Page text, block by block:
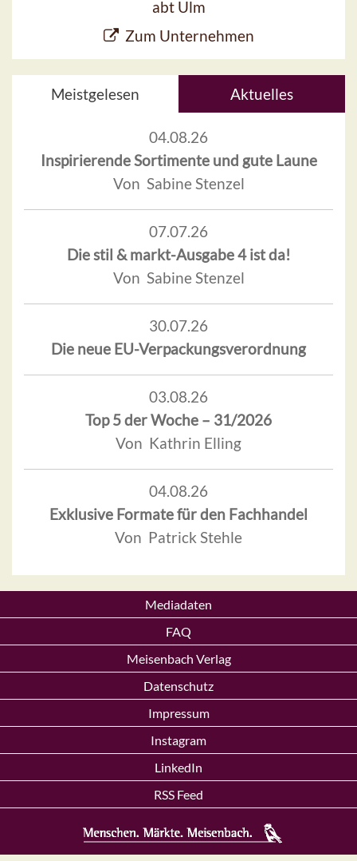
abt Ulm
Zum Unternehmen
Meistgelesen Aktuelles
04.08.26
Inspirierende Sortimente und gute Laune
Von Sabine Stenzel
07.07.26
Die stil & markt-Ausgabe 4 ist da!
Von Sabine Stenzel
30.07.26
Die neue EU-Verpackungsverordnung
03.08.26
Top 5 der Woche – 31/2026
Von Kathrin Elling
04.08.26
Exklusive Formate für den Fachhandel
Von Patrick Stehle
Mediadaten
FAQ
Meisenbach Verlag
Datenschutz
Impressum
Instagram
LinkedIn
RSS Feed